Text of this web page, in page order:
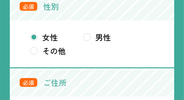
必須 性別
女性
男性
その他
必須 ご住所